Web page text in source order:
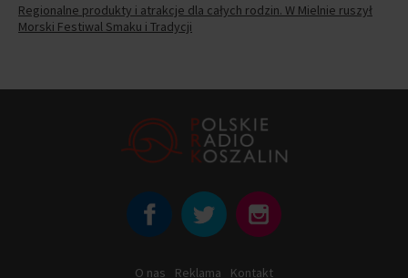
Regionalne produkty i atrakcje dla całych rodzin. W Mielnie ruszył
Morski Festiwal Smaku i Tradycji
O nas Reklama Kontakt